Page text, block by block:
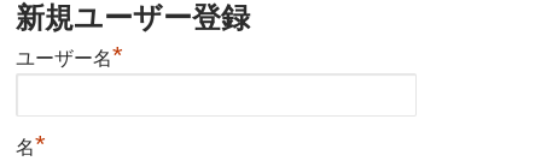
新規ユーザー登録
ユーザー名*
名*